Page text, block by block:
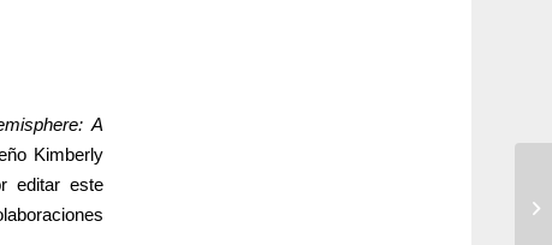
A
Kimberly
editar este